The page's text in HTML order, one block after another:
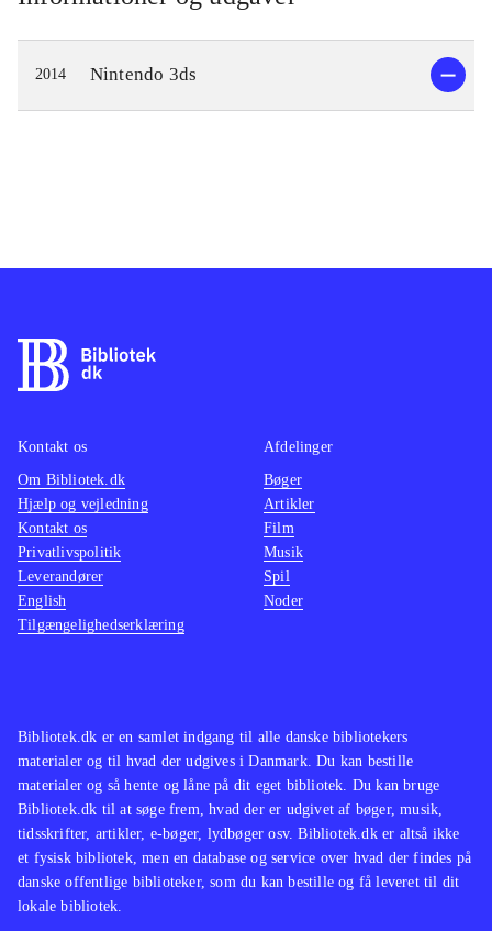
2014 Nintendo 3ds
Bibliotek.dk er en samlet indgang til alle danske bibliotekers
materialer og til hvad der udgives i Danmark. Du kan bestille
materialer og så hente og låne på dit eget bibliotek. Du kan bruge
Bibliotek.dk til at søge frem, hvad der er udgivet af bøger, musik,
tidsskrifter, artikler, e-bøger, lydbøger osv. Bibliotek.dk er altså ikke
et fysisk bibliotek, men en database og service over hvad der findes på
danske offentlige biblioteker, som du kan bestille og få leveret til dit
lokale bibliotek.
Kontakt os
Om Bibliotek.dk
Hjælp og vejledning
Kontakt os
Privatlivspolitik
Leverandører
English
Tilgængelighedserklæring
Afdelinger
Bøger
Artikler
Film
Musik
Spil
Noder